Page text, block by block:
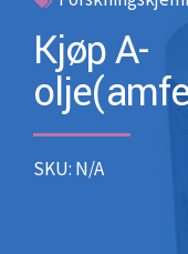
Kjøp A-
SKU: N/A